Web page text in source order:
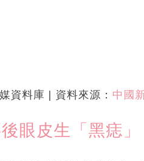
資料庫 | 資料來源： 中國
眼皮生「黑痣」